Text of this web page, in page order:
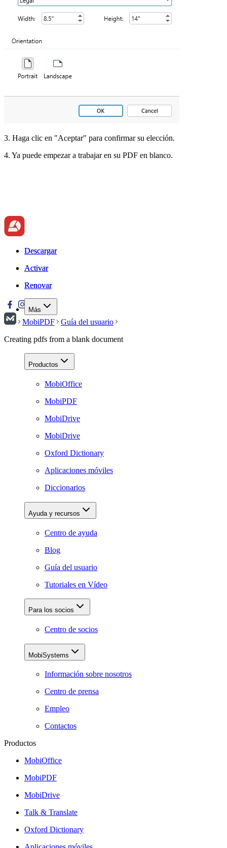
3. Haga clic en "Aceptar" para confirmar su elección.
4. Ya puede empezar a trabajar en su PDF en blanco.
Descargar
Activar
Renovar
Más
Descargar
Activar
Renovar
MobiPDF
Guía del usuario
Creating pdfs from a blank document
Productos
MobiOffice
MobiPDF
MobiDrive
MobiDrive
Oxford Dictionary
Aplicaciones móviles
Diccionarios
Ayuda y recursos
Centro de ayuda
Blog
Guía del usuario
Tutoriales en Vídeo
Para los socios
Centro de socios
MobiSystems
Información sobre nosotros
Centro de prensa
Empleo
Contactos
Productos
MobiOffice
MobiPDF
MobiDrive
Talk & Translate
Oxford Dictionary